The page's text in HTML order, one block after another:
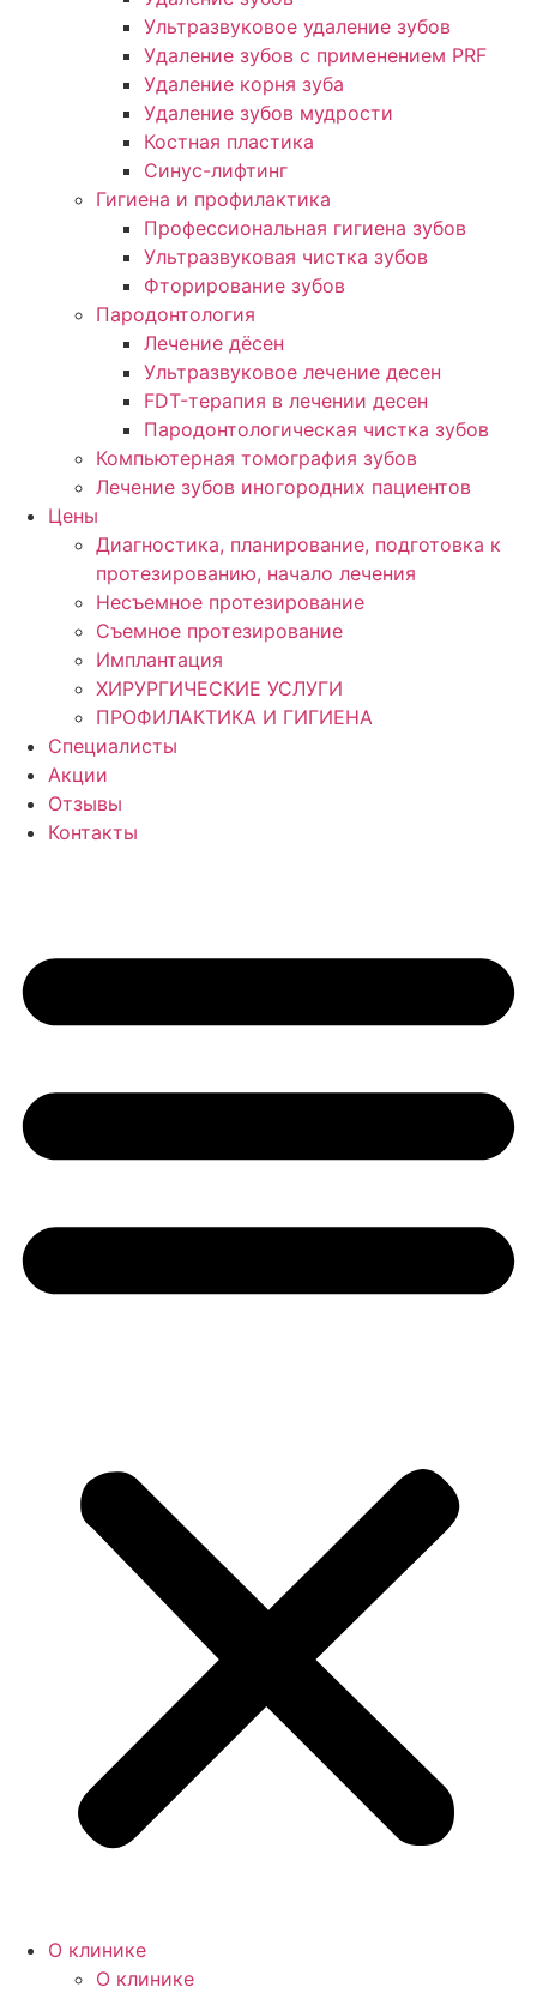
Ультразвуковое удаление зубов
Удаление зубов с применением PRF
Удаление корня зуба
Удаление зубов мудрости
Костная пластика
Синус-лифтинг
Гигиена и профилактика
Профессиональная гигиена зубов
Ультразвуковая чистка зубов
Фторирование зубов
Пародонтология
Лечение дёсен
Ультразвуковое лечение десен
FDT-терапия в лечении десен
Пародонтологическая чистка зубов
Компьютерная томография зубов
Лечение зубов иногородних пациентов
Цены
Диагностика, планирование, подготовка к
протезированию, начало лечения
Несъемное протезирование
Съемное протезирование
Имплантация
ХИРУРГИЧЕСКИЕ УСЛУГИ
ПРОФИЛАКТИКА И ГИГИЕНА
Специалисты
Акции
Отзывы
Контакты
О клинике
О клинике